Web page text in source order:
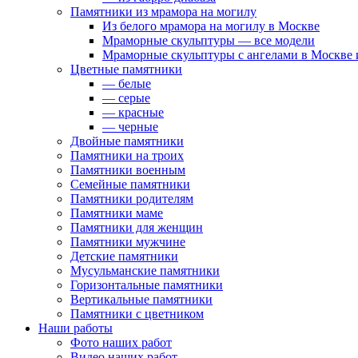
Памятники из мрамора на могилу
Из белого мрамора на могилу в Москве
Мраморные скульптуры — все модели
Мраморные скульптуры с ангелами в
Цветные памятники
— белые
— серые
— красные
— черные
Двойные памятники
Памятники на троих
Памятники военным
Семейные памятники
Памятники родителям
Памятники маме
Памятники для женщин
Памятники мужчине
Детские памятники
Мусульманские памятники
Горизонтальные памятники
Вертикальные памятники
Памятники с цветником
Наши работы
Фото наших работ